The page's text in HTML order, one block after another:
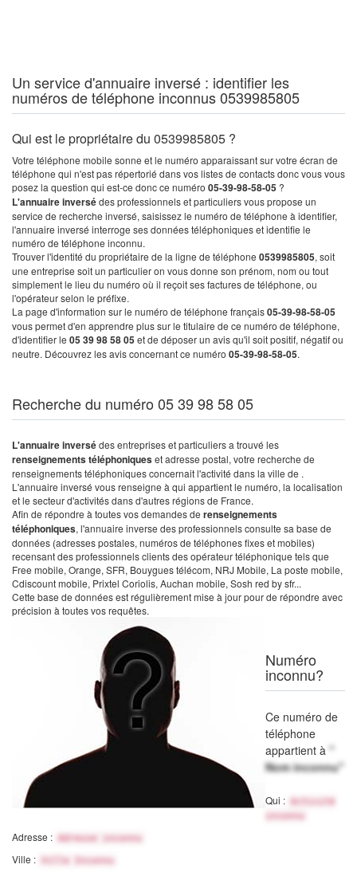
Un service d'annuaire inversé : identifier les
numéros de téléphone inconnus 0539985805
Qui est le propriétaire du 0539985805 ?
Votre téléphone mobile sonne et le numéro apparaissant sur votre écran de
téléphone qui n'est pas répertorié dans vos listes de contacts donc vous vous
posez la question qui est-ce donc ce numéro 05-39-98-58-05 ?
L'annuaire inversédes professionnels et particuliers vous propose un
service de recherche inversé, saisissez le numéro de téléphone à identifier,
l'annuaire inversé interroge ses données téléphoniques et identifie le
numéro de téléphone inconnu.
Trouver l'identité du propriétaire de la ligne de téléphone 0539985805, soit
une entreprise soit un particulier on vous donne son prénom, nom ou tout
simplement le lieu du numéro où il reçoit ses factures de téléphone, ou
l'opérateur selon le préfixe.
La page d'information sur le numéro de téléphone français05-39-98-58-05
vous permet d'en apprendre plus sur le titulaire de ce numéro de téléphone,
d'identifier le 05 39 98 58 05et de déposer un avis qu'il soit positif, négatif ou
neutre. Découvrez les avis concernant ce numéro 05-39-98-58-05.
Recherche du numéro 05 39 98 58 05
L'annuaire inversédes entreprises et particuliers a trouvé les
renseignements téléphoniqueset adresse postal, votre recherche de
renseignements téléphoniques concernait l'activité dans la ville de .
L'annuaire inversé vous renseigne à qui appartient le numéro, la localisation
et le secteur d'activités dans d'autres régions de France.
Afin de répondre à toutes vos demandes de renseignements
téléphoniques, l'annuaire inverse des professionnels consulte sa base de
données (adresses postales, numéros de téléphones fixes et mobiles)
recensant des professionnels clients des opérateur téléphonique tels que
Free mobile, Orange, SFR, Bouygues télécom, NRJ Mobile, La poste mobile,
Cdiscount mobile, Prixtel Coriolis, Auchan mobile, Sosh red by sfr...
Cette base de données est régulièrement mise à jour pour de répondre avec
précision à toutes vos requêtes.
Numéro
inconnu?
Ce numéro de
téléphone
appartient à "
Nom inconnu"
Qui :
Activité
inconnu
Adresse : Adresse inconnu
Ville : Ville Inconnu